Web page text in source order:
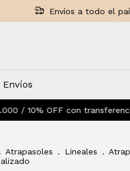
Envíos a todo el
Envíos
con transferencia bancaria
. Atrapasoles . Lineales .